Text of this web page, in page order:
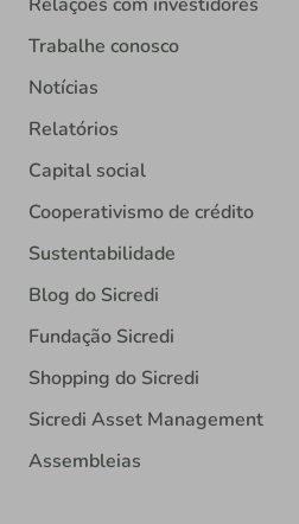
Trabalhe conosco
Notícias
Relatórios
Capital social
Cooperativismo de crédito
Sustentabilidade
Blog do Sicredi
Fundação Sicredi
Shopping do Sicredi
Sicredi Asset Management
Assembleias